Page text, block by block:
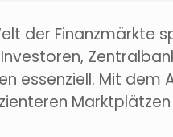
der Finanzmärkte
essenziell. Mit